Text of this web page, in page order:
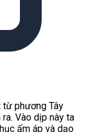
từ phương Tây
Vào dịp này ta
ấm áp và dạo